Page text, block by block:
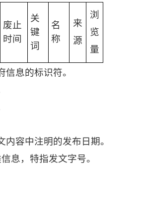
废止
时间
关
键
词
名
称
来
源
浏
览
量
息的标识符。
容中注明的发布日期。
息，特指发文字号。